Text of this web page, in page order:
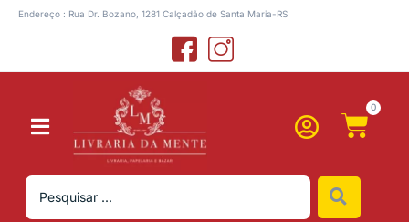
Endereço : Rua Dr. Bozano, 1281 Calçadão de Santa Maria-RS
0